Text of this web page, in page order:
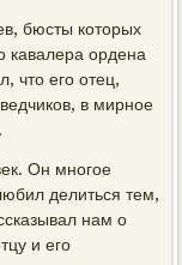
бюсты которых
кавалера ордена
что его отец,
в мирное
Он многое
делиться тем,
нам о
и его